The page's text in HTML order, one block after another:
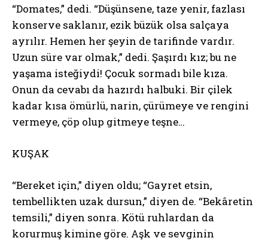
“Domates,” dedi. “Düşünsene, taze yenir, fazlası
konserve saklanır, ezik büzük olsa salçaya
ayrılır. Hemen her şeyin de tarifinde vardır.
Uzun süre var olmak,” dedi. Şaşırdı kız; bu ne
yaşama isteğiydi! Çocuk sormadı bile kıza.
Onun da cevabı da hazırdı halbuki. Bir çilek
kadar kısa ömürlü, narin, çürümeye ve rengini
vermeye, çöp olup gitmeye teşne…
KUŞAK
“Bereket için,” diyen oldu; “Gayret etsin,
tembellikten uzak dursun,” diyen de. “Bekâretin
temsili,” diyen sonra. Kötü ruhlardan da
korurmuş kimine göre. Aşk ve sevginin